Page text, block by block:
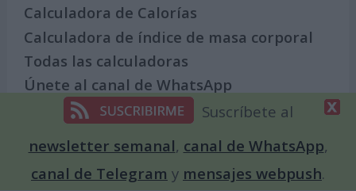
Calculadora de Calorías
Calculadora de índice de masa corporal
Todas las calculadoras
Únete al canal de WhatsApp
Entra en nuestro canal de Telegram
Días Más Buscados
Suscríbete al
newsletter semanal, canal de WhatsApp,
canal de Telegram y mensajes webpush.